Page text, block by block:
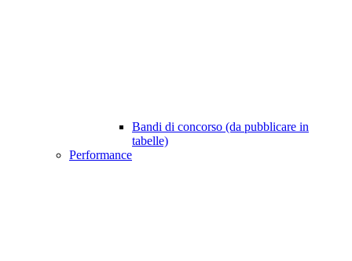
Bandi di concorso (da pubblicare in
tabelle)
Performance